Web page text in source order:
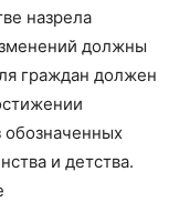
назрела
должны
граждан должен
обозначенных
и детства.